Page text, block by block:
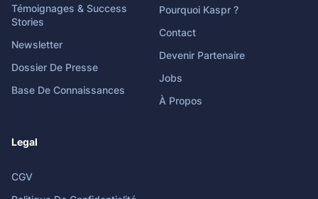
Témoignages & Success
Stories
Newsletter
Dossier De Presse
Base De Connaissances
Pourquoi Kaspr ?
Contact
Devenir Partenaire
Jobs
À Propos
Legal
CGV